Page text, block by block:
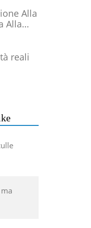
Alla
Alla
reali